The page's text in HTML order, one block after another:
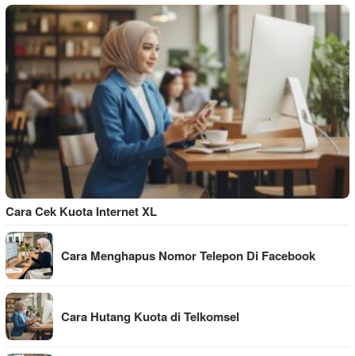
Cara Cek Kuota Internet XL
Cara Menghapus Nomor Telepon Di Facebook
Cara Hutang Kuota di Telkomsel